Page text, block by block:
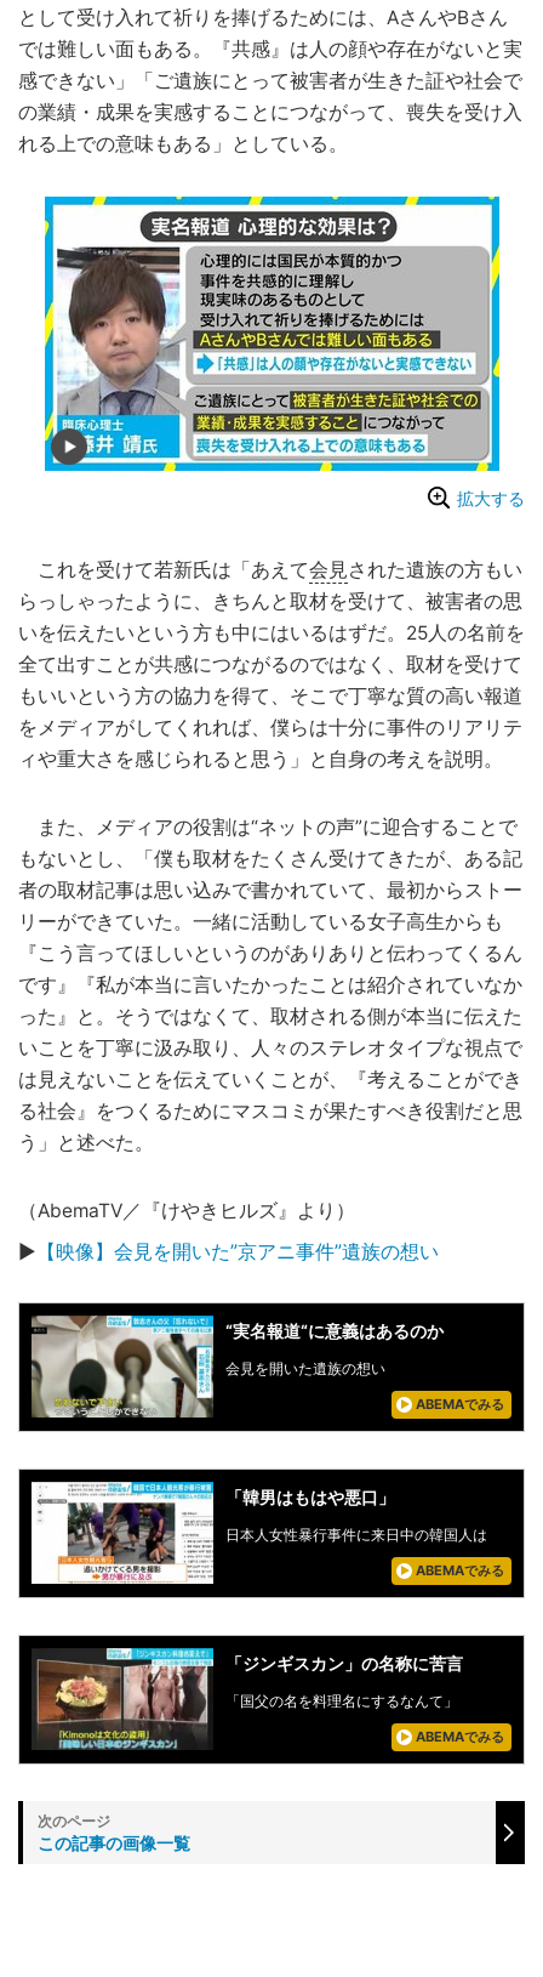
として受け入れて祈りを捧げるためには、AさんやBさん
では難しい面もある。『共感』は人の顔や存在がないと実
感できない」「ご遺族にとって被害者が生きた証や社会で
の業績・成果を実感することにつながって、喪失を受け入
れる上での意味もある」としている。
拡大する
これを受けて若新氏は「あえて会見された遺族の方もい
らっしゃったように、きちんと取材を受けて、被害者の思
いを伝えたいという方も中にはいるはずだ。25人の名前を
全て出すことが共感につながるのではなく、取材を受けて
もいいという方の協力を得て、そこで丁寧な質の高い報道
をメディアがしてくれれば、僕らは十分に事件のリアリテ
ィや重大さを感じられると思う」と自身の考えを説明。
また、メディアの役割は“ネットの声”に迎合することで
もないとし、「僕も取材をたくさん受けてきたが、ある記
者の取材記事は思い込みで書かれていて、最初からストー
リーができていた。一緒に活動している女子高生からも
『こう言ってほしいというのがありありと伝わってくるん
です』『私が本当に言いたかったことは紹介されていなか
った』と。そうではなくて、取材される側が本当に伝えた
いことを丁寧に汲み取り、人々のステレオタイプな視点で
は見えないことを伝えていくことが、『考えることができ
る社会』をつくるためにマスコミが果たすべき役割だと思
う」と述べた。
（AbemaTV／『けやきヒルズ』より）
▶ 【映像】会見を開いた”京アニ事件”遺族の想い
“実名報道“に意義はあるのか
会見を開いた遺族の想い
ABEMAでみる
「韓男はもはや悪口」
日本人女性暴行事件に来日中の韓国人は
ABEMAでみる
「ジンギスカン」の名称に苦言
「国父の名を料理名にするなんて」
ABEMAでみる
この記事の画像一覧